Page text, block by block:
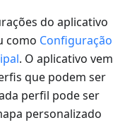
do aplicativo
como Configuração
. O aplicativo vem
que podem ser
perfil pode ser
personalizado